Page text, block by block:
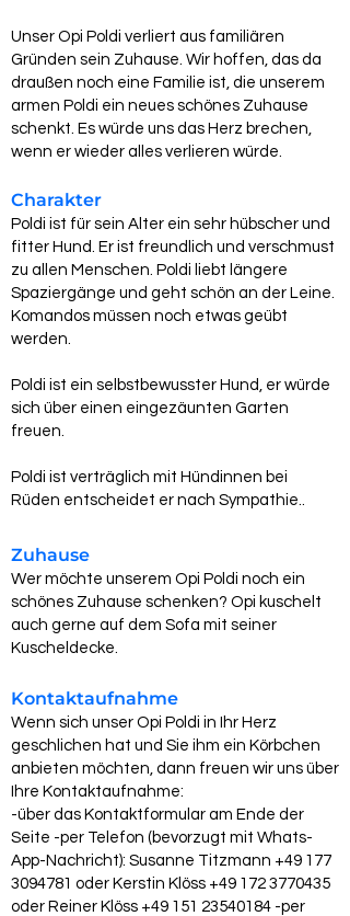
Unser Opi Poldi verliert aus familiären
Gründen sein Zuhause. Wir hoffen, das da
draußen noch eine Familie ist, die unserem
armen Poldi ein neues schönes Zuhause
schenkt. Es würde uns das Herz brechen,
wenn er wieder alles verlieren würde.
Charakter
Poldi ist für sein Alter ein sehr hübscher und
fitter Hund. Er ist freundlich und verschmust
zu allen Menschen. Poldi liebt längere
Spaziergänge und geht schön an der Leine.
Komandos müssen noch etwas geübt
werden.
Poldi ist ein selbstbewusster Hund, er würde
sich über einen eingezäunten Garten
freuen.
Poldi ist verträglich mit Hündinnen bei
Rüden entscheidet er nach Sympathie..
Zuhause
Wer möchte unserem Opi Poldi noch ein
schönes Zuhause schenken? Opi kuschelt
auch gerne auf dem Sofa mit seiner
Kuscheldecke.
Kontaktaufnahme
Wenn sich unser Opi Poldi in Ihr Herz
geschlichen hat und Sie ihm ein Körbchen
anbieten möchten, dann freuen wir uns über
Ihre Kontaktaufnahme:
-über das Kontaktformular am Ende der
Seite -per Telefon (bevorzugt mit Whats-
App-Nachricht): Susanne Titzmann +49 177
3094781 oder Kerstin Klöss +49 172 3770435
oder Reiner Klöss +49 151 23540184 -per